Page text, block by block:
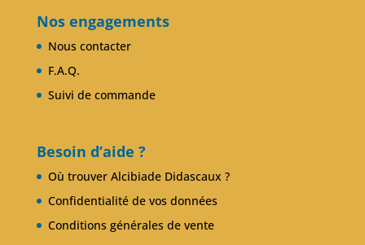
Nos engagements
Nous contacter
F.A.Q.
Suivi de commande
Besoin d’aide ?
Où trouver Alcibiade Didascaux ?
Confidentialité de vos données
Conditions générales de vente